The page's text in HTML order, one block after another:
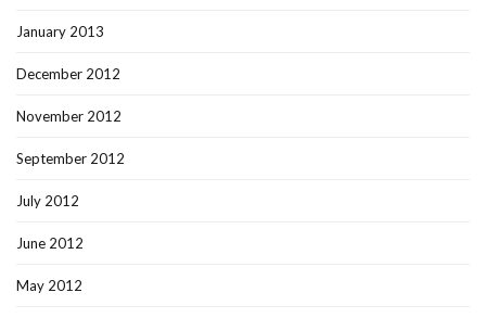
January 2013
December 2012
November 2012
September 2012
July 2012
June 2012
May 2012